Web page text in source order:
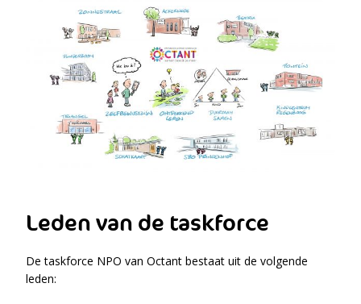
Leden van de taskforce
De taskforce NPO van Octant bestaat uit de volgende
leden: